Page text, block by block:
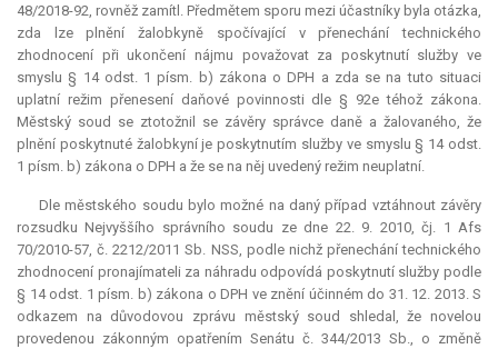
48/2018-92, rovněž zamítl. Předmětem sporu mezi účastníky byla otázka,
zda lze plnění žalobkyně spočívající v přenechání technického
zhodnocení při ukončení nájmu považovat za poskytnutí služby ve
smyslu § 14 odst. 1 písm. b) zákona o DPH a zda se na tuto situaci
uplatní režim přenesení daňové povinnosti dle § 92e téhož zákona.
Městský soud se ztotožnil se závěry správce daně a žalovaného, že
plnění poskytnuté žalobkyní je poskytnutím služby ve smyslu § 14 odst.
1 písm. b) zákona o DPH a že se na něj uvedený režim neuplatní.
Dle městského soudu bylo možné na daný případ vztáhnout závěry
rozsudku Nejvyššího správního soudu ze dne 22. 9. 2010, čj. 1 Afs
70/2010-57, č. 2212/2011 Sb. NSS, podle nichž přenechání technického
zhodnocení pronajímateli za náhradu odpovídá poskytnutí služby podle
§ 14 odst. 1 písm. b) zákona o DPH ve znění účinném do 31. 12. 2013. S
odkazem na důvodovou zprávu městský soud shledal, že novelou
provedenou zákonným opatřením Senátu č. 344/2013 Sb., o změně